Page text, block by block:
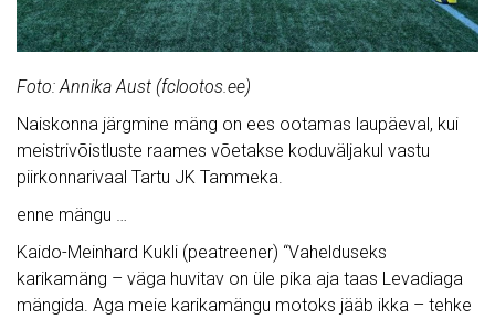
Foto: Annika Aust (fclootos.ee)
Naiskonna järgmine mäng on ees ootamas laupäeval, kui
meistrivõistluste raames võetakse koduväljakul vastu
piirkonnarivaal Tartu JK Tammeka.
enne mängu …
Kaido-Meinhard Kukli (peatreener) “Vahelduseks
karikamäng – väga huvitav on üle pika aja taas Levadiaga
mängida. Aga meie karikamängu motoks jääb ikka – tehke